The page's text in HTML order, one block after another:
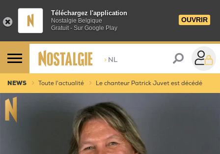
Téléchargez l'application
Nostalgie Belgique
Gratuit - Sur Google Play
OUVRIR
> NL
NEWS Toute l'actualité Le chanteur Patrick Juvet est décédé